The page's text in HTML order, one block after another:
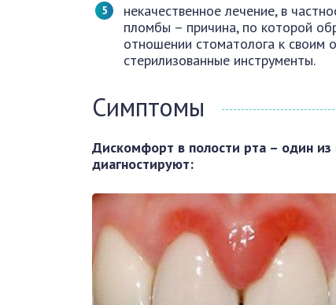
некачественное лечение, в
пломбы – причина, по которой
отношении стоматолога к своим
стерилизованные инструменты.
Симптомы
Дискомфорт в полости рта – один
диагностируют: